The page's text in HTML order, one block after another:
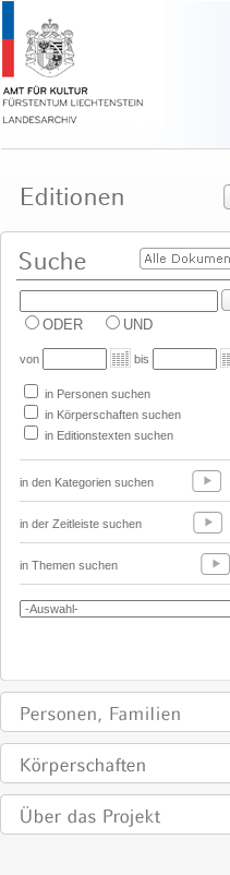
ODER UND
von bis
in Personen suchen
in Körperschaften suchen
in Editionstexten suchen
in den Kategorien suchen
in der Zeitleiste suchen
in Themen suchen